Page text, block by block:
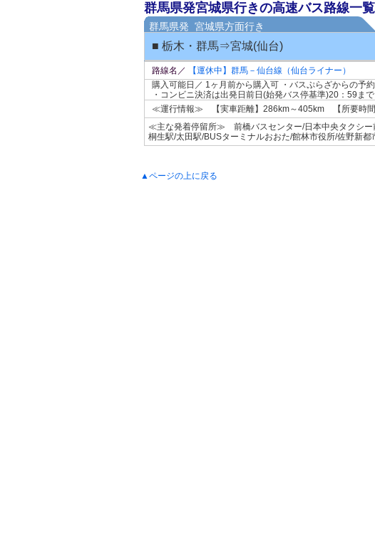
群馬県発宮城県行きの高速バス路線一覧
群馬県発 宮城県方面行き
■ 栃木・群馬⇒宮城(仙台)
路線名／ 【運休中】群馬－仙台線（仙台ライナー）
購入可能日／ 1ヶ月前から購入可 ・バスぷらざからの予
・コンビニ決済は出発日前日(始発バス停基準)20：59まで
≪運行情報≫ 【実車距離】286km～405km 【所要時
≪主な発着停留所≫ 前橋バスセンター/日本中央タクシー
桐生駅/太田駅/BUSターミナルおおた/館林市役所/佐野新
▲ページの上に戻る